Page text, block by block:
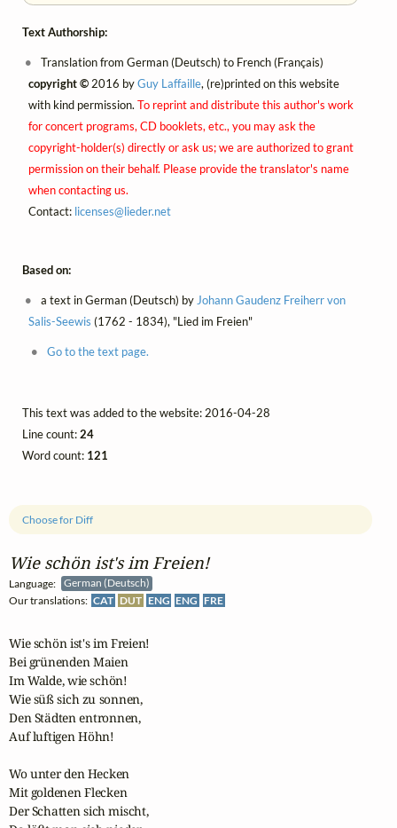
Wie schön ist's im Freien!
Language:
German (Deutsch)
Our translations: CAT DUT ENG ENG FRE
Choose for Diff
Wie schön ist's im Freien!
Bei grünenden Maien
Im Walde, wie schön!
Wie süß sich zu sonnen,
Den Städten entronnen,
Auf luftigen Höhn!
Wo unter den Hecken
Mit goldenen Flecken
Der Schatten sich mischt,
Text Authorship:
Translation from German (Deutsch) to French (Français)
copyright ©2016 byGuy Laffaille, (re)printed on this website
with kind permission. To reprint and distribute this author's work
for concert programs, CD booklets, etc., you may ask the
copyright-holder(s) directly or ask us; we are authorized to grant
permission on their behalf. Please provide the translator's name
when contacting us.
Contact: licenses@lieder.net
Based on:
a text in German (Deutsch) byJohann Gaudenz Freiherr von
Salis-Seewis (1762 - 1834), "Lied im Freien"
Go to the text page.
This text was added to the website: 2016-04-28
Line count:24
Word count: 121